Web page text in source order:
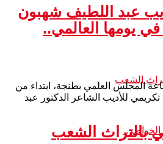
في يومها العالمي..
بالتراث الشعب
عبد اللطيف شهبون
المجلس العلمي بطنجة، ابتداء من
للأديب الشاعر الدكتور عبد